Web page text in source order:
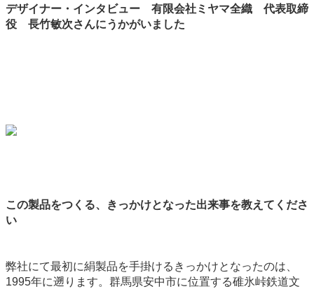
デザイナー・インタビュー 有限会社ミヤマ全織 代表取締
役 長竹敏次さんにうかがいました
この製品をつくる、きっかけとなった出来事を教えてくださ
い
弊社にて最初に絹製品を手掛けるきっかけとなったのは、
1995年に遡ります。群馬県安中市に位置する碓氷峠鉄道文